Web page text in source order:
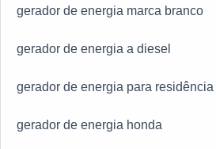
gerador de energia marca branco
gerador de energia a diesel
gerador de energia para residência
gerador de energia honda